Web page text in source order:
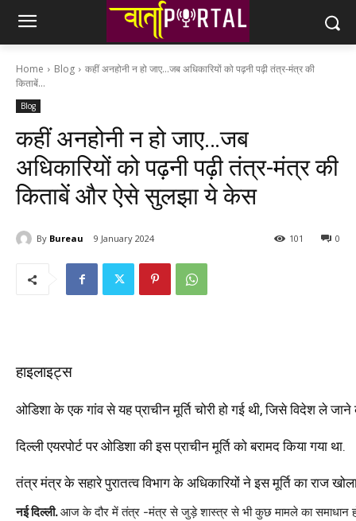
Home Blog
कहीं अनहोनी न हो जाए…जब अधिकारियों को पढ़नी पढ़ी तंत्र-मंत्र की
किताबें...
Blog
कहीं अनहोनी न हो जाए…जब
अधिकारियों को पढ़नी पढ़ी तंत्र-मंत्र की
किताबें और ऐसे सुलझा ये केस
By Bureau 9 January 2024 0
101
हाइलाइट्स
ओडिशा के एक गांव से यह प्राचीन मूर्ति चोरी हो गई थी, जिसे विदेश ले
दिल्‍ली एयरपोर्ट पर ओडिशा की इस प्राचीन मूर्ति को बरामद किया गया था.
तंत्र मंत्र के सहारे पुरातत्‍व विभाग के अधिकारियों ने इस मूर्ति का राज
नई दिल्‍ली.आज के दौर में तंत्र -मंत्र से जुड़े शास्त्र से भी कुछ मामले का समाधान